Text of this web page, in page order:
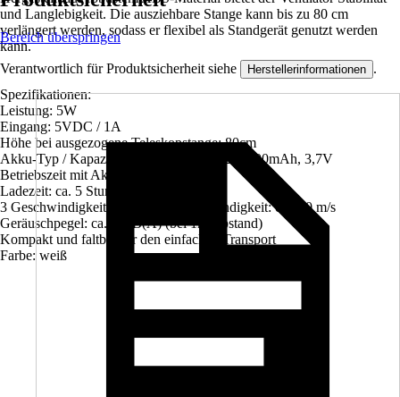
und Langlebigkeit. Die ausziehbare Stange kann bis zu 80 cm
verlängert werden, sodass er flexibel als Standgerät genutzt werden
kann.
Spezifikationen:
Leistung: 5W
Eingang: 5VDC / 1A
Höhe bei ausgezogene Teleskopstange: 80cm
Akku-Typ / Kapazität: Li-Ion (18650) / 2×1200mAh, 3,7V
Betriebszeit mit Akku: 5-6 Stunden
Ladezeit: ca. 5 Stunden
3 GeschwindigkeitsstufenWindgeschwindigkeit: ca. 3,0 m/s
Geräuschpegel: ca.40 dB(A) (bei 1m Abstand)
Kompakt und faltbar für den einfachen Transport
Farbe: weiß
Bereich überspringen
Verantwortlich für Produktsicherheit siehe Herstellerinformationen .